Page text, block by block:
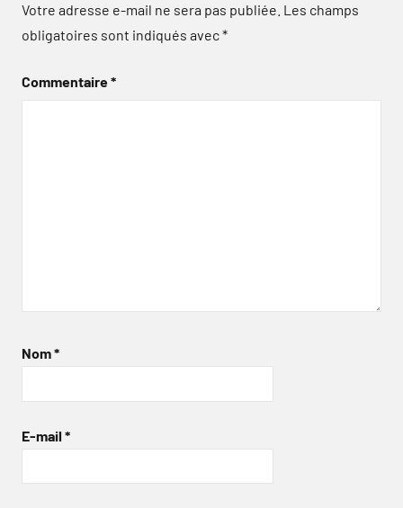
Votre adresse e-mail ne sera pas publiée. Les champs
obligatoires sont indiqués avec*
Commentaire*
Nom*
E-mail *